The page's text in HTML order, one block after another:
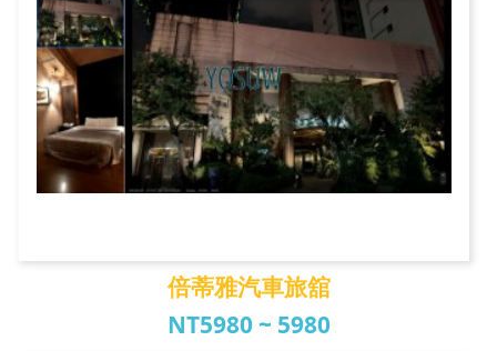
倍蒂雅汽車旅舘
NT5980 ~ 5980